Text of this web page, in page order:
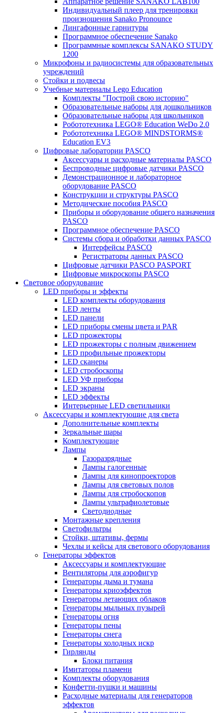
Индивидуальный плеер для тренировки
произношения Sanako Pronounce
Лингафонные гарнитуры
Программное обеспечение Sanako
Программные комплексы SANAKO STUDY
1200
Микрофоны и радиосистемы для образовательных
учреждений
Стойки и подвесы
Учебные материалы Lego Education
Комплекты "Построй свою историю"
Образовательные наборы для дошкольников
Образовательные наборы для школьников
Робототехника LEGO® Education WeDo 2.0
Робототехника LEGO® MINDSTORMS®
Education EV3
Цифровые лаборатории PASCO
Аксессуары и расходные материалы PASCO
Беспроводные цифровые датчики PASCO
Демонстрационное и лабораторное
оборудование PASCO
Конструкции и структуры PASCO
Методические пособия PASCO
Приборы и оборудование общего назначения
PASCO
Программное обеспечение PASCO
Системы сбора и обработки данных PASCO
Интерфейсы PASCO
Регистраторы данных PASCO
Цифровые датчики PASCO PASPORT
Цифровые микроскопы PASCO
Световое оборудование
LED приборы и эффекты
LED комплекты оборудования
LED ленты
LED панели
LED приборы смены цвета и PAR
LED прожекторы
LED прожекторы с полным движением
LED профильные прожекторы
LED сканеры
LED стробоскопы
LED УФ приборы
LED экраны
LED эффекты
Интерьерные LED светильники
Аксессуары и комплектующие для света
Дополнительные комплекты
Зеркальные шары
Комплектующие
Лампы
Газоразрядные
Лампы галогенные
Лампы для кинопроекторов
Лампы для световых полов
Лампы для стробоскопов
Лампы ультрафиолетовые
Светодиодные
Монтажные крепления
Светофильтры
Стойки, штативы, фермы
Чехлы и кейсы для светового оборудования
Генераторы эффектов
Аксессуары и комплектующие
Вентиляторы для аэрофигур
Генераторы дыма и тумана
Генераторы криоэффектов
Генераторы летающих облаков
Генераторы мыльных пузырей
Генераторы огня
Генераторы пены
Генераторы снега
Генераторы холодных искр
Гирлянды
Блоки питания
Имитаторы пламени
Комплекты оборудования
Конфетти-пушки и машины
Расходные материалы для генераторов
эффектов